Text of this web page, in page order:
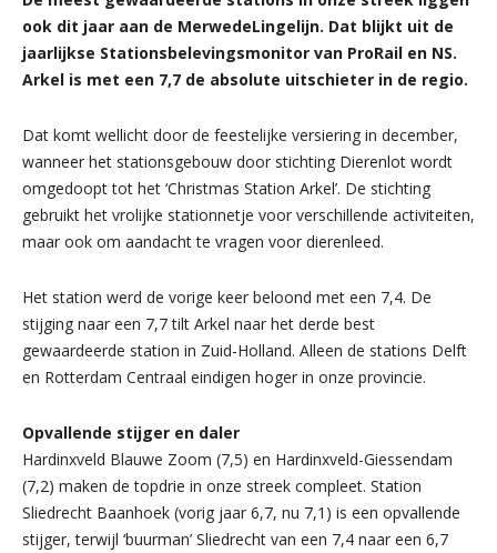
ook dit jaar aan de MerwedeLingelijn. Dat blijkt uit de
jaarlijkse Stationsbelevingsmonitor van ProRail en NS.
Arkel is met een 7,7 de absolute uitschieter in de regio.
Dat komt wellicht door de feestelijke versiering in december,
wanneer het stationsgebouw door stichting Dierenlot wordt
omgedoopt tot het ‘Christmas Station Arkel’. De stichting
gebruikt het vrolijke stationnetje voor verschillende activiteiten,
maar ook om aandacht te vragen voor dierenleed.
Het station werd de vorige keer beloond met een 7,4. De
stijging naar een 7,7 tilt Arkel naar het derde best
gewaardeerde station in Zuid-Holland. Alleen de stations Delft
en Rotterdam Centraal eindigen hoger in onze provincie.
Opvallende stijger en daler
Hardinxveld Blauwe Zoom (7,5) en Hardinxveld-Giessendam
(7,2) maken de topdrie in onze streek compleet. Station
Sliedrecht Baanhoek (vorig jaar 6,7, nu 7,1) is een opvallende
stijger, terwijl ‘buurman’ Sliedrecht van een 7,4 naar een 6,7